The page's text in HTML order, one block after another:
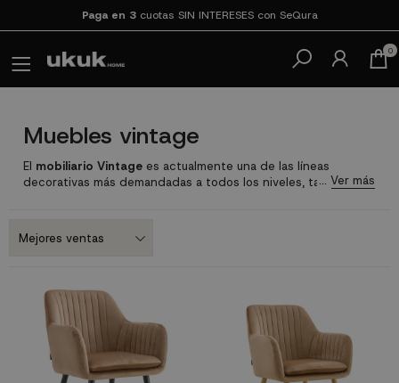
Paga en 3cuotas SIN INTERESES con SeQura
0
Muebles vintage
El mobiliario Vintagees actualmente una de las líneas
decorativas más demandadas a todos los niveles, tanto por
muebles de estilo Vintage en trasteros y rastros de cualquier
ciudad, también pueden acudir a tiendas como la nuestra en
que poblaban el mundo entre los años 20 y 70 del pasado
siglo y que, a día de hoy,
son una de las mayores
inspiracionesa la hora de definir el estilo de un hogar. No te
pierdas nuestras sillones y muebles TV Vintage con los que
hacer de tu salón una habitación en la que el pasado esté
más presente que nunca.